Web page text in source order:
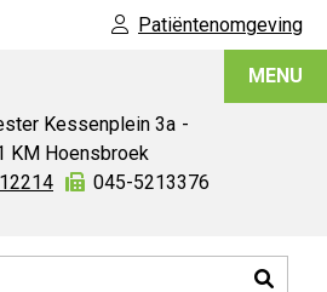
Patiëntenomgeving
Kessenplein 3a
KM Hoensbroek
Fax:
045-5213376
MENU